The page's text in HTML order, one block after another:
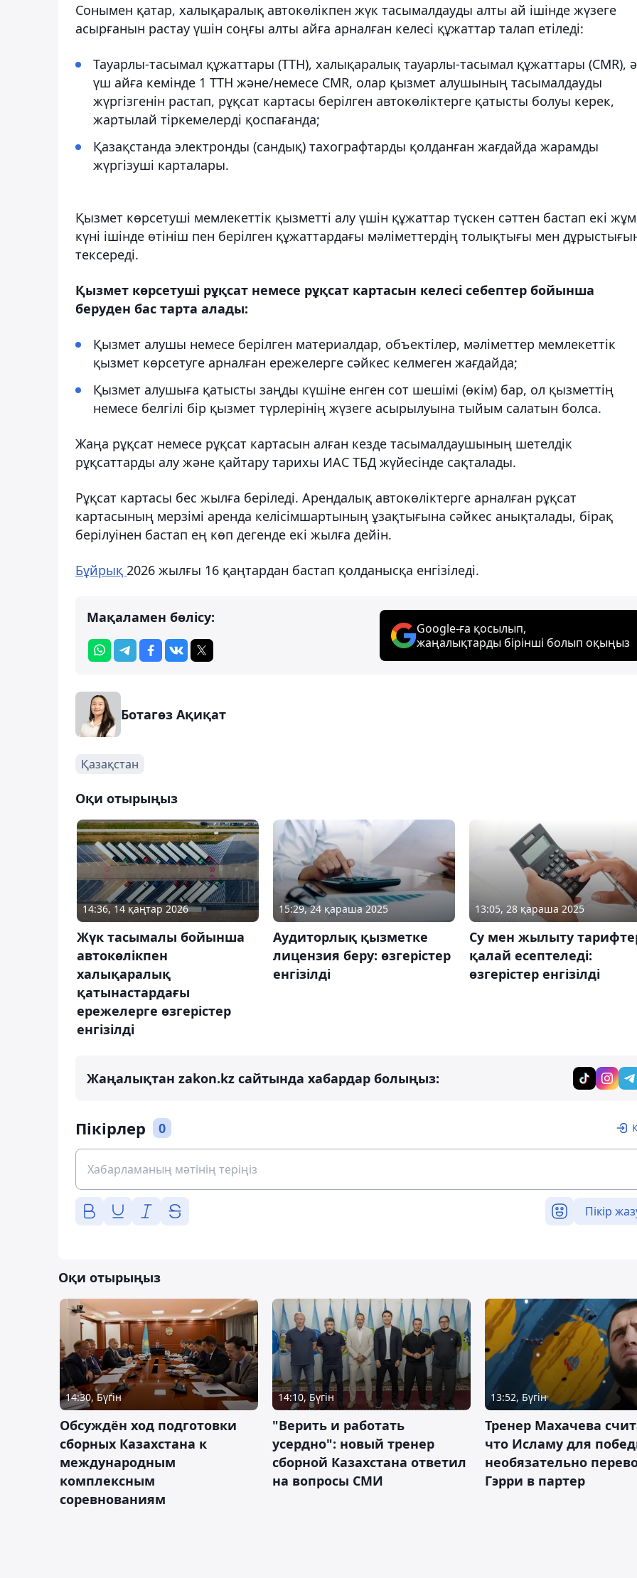
Сонымен қатар, халықаралық автокөлікпен жүк тасымалдауды алты ай ішінде жүзеге
асырғанын растау үшін соңғы алты айға арналған келесі құжаттар талап етіледі:
Тауарлы-тасымал құжаттары (ТТН), халықаралық тауарлы-тасымал құжаттары (CMR),
үш айға кемінде 1 ТТН және/немесе CMR, олар қызмет алушының тасымалдауды
жүргізгенін растап, рұқсат картасы берілген автокөліктерге қатысты болуы керек,
жартылай тіркемелерді қоспағанда;
Қазақстанда электронды (сандық) тахографтарды қолданған жағдайда жарамды
жүргізуші карталары.
Қызмет көрсетуші мемлекеттік қызметті алу үшін құжаттар түскен сәттен бастап екі
күні ішінде өтініш пен берілген құжаттардағы мәліметтердің толықтығы мен
тексереді.
Қызмет көрсетуші рұқсат немесе рұқсат картасын келесі себептер бойынша
беруден бас тарта алады:
Қызмет алушы немесе берілген материалдар, объектілер, мәліметтер мемлекеттік
қызмет көрсетуге арналған ережелерге сәйкес келмеген жағдайда;
Қызмет алушыға қатысты заңды күшіне енген сот шешімі (өкім) бар, ол қызметтің
немесе белгілі бір қызмет түрлерінің жүзеге асырылуына тыйым салатын болса.
Жаңа рұқсат немесе рұқсат картасын алған кезде тасымалдаушының шетелдік
рұқсаттарды алу және қайтару тарихы ИАС ТБД жүйесінде сақталады.
Рұқсат картасы бес жылға беріледі. Арендалық автокөліктерге арналған рұқсат
картасының мерзімі аренда келісімшартының ұзақтығына сәйкес анықталады, бірақ
берілуінен бастап ең көп дегенде екі жылға дейін.
Бұйрық 2026 жылғы 16 қаңтардан бастап қолданысқа енгізіледі.
Мақаламен бөлісу:
Google-ға қосылып,
жаңалықтарды бірінші болып оқыңыз
Ботагөз Ақиқат
Қазақстан
Оқи отырыңыз
14:36, 14 қаңтар 2026
Жүк тасымалы бойынша
автокөлікпен
халықаралық
қатынастардағы
ережелерге өзгерістер
енгізілді
15:29, 24 қараша 2025
Аудиторлық қызметке
лицензия беру: өзгерістер
енгізілді
13:05, 28 қараша 2025
Су мен жылыту
қалай есептеледі:
өзгерістер енгізілді
Жаңалықтан zakon.kz сайтында хабардар болыңыз:
Пікірлер 0
Пікір
Оқи отырыңыз
14:30, Бүгін
Обсуждён ход подготовки
сборных Казахстана к
международным
комплексным
соревнованиям
14:10, Бүгін
"Верить и работать
усердно": новый тренер
сборной Казахстана ответил
на вопросы СМИ
13:52, Бүгін
Тренер Махачева
что Исламу для
необязательно
Гэрри в партер